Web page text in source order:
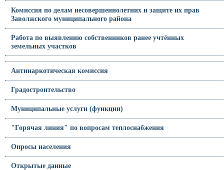
Комиссия по делам несовершеннолетних и защите их прав
Заволжского муниципального района
Работа по выявлению собственников ранее учтённых
земельных участков
Антинаркотическая комиссия
Градостроительство
Муниципальные услуги (функции)
"Горячая линия" по вопросам теплоснабжения
Опросы населения
Открытые данные